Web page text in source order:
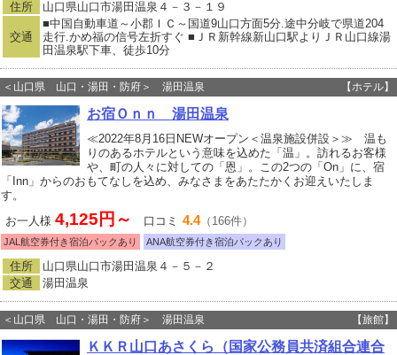
住所 山口県山口市湯田温泉４－３－１９
交通
■中国自動車道～小郡ＩＣ～国道9山口方面5分.途中分岐で県道204
走行.かめ福の信号左折すぐ ■ＪＲ新幹線新山口駅よりＪＲ山口線湯
田温泉駅下車、徒歩10分
＜山口県 山口・湯田・防府＞ 湯田温泉 【ホテル】
お宿Ｏｎｎ 湯田温泉
≪2022年8月16日NEWオープン＜温泉施設併設＞≫ 温も
りのあるホテルという意味を込めた「温」。訪れるお客様
や、町の人々に対しての「恩」。この2つの「On」に、宿
「Inn」からのおもてなしを込め、みなさまをあたたかくお迎えいたしま
す。
お一人様 4,125円～ 口コミ 4.4（166件）
JAL航空券付き宿泊パックあり ANA航空券付き宿泊パックあり
住所
山口県山口市湯田温泉４－５－２
交通
湯田温泉
＜山口県 山口・湯田・防府＞ 湯田温泉 【旅館】
ＫＫＲ山口あさくら（国家公務員共済組合連合